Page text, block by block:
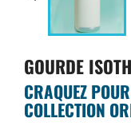
GOURDE
CRAQUEZ
COLLECTION